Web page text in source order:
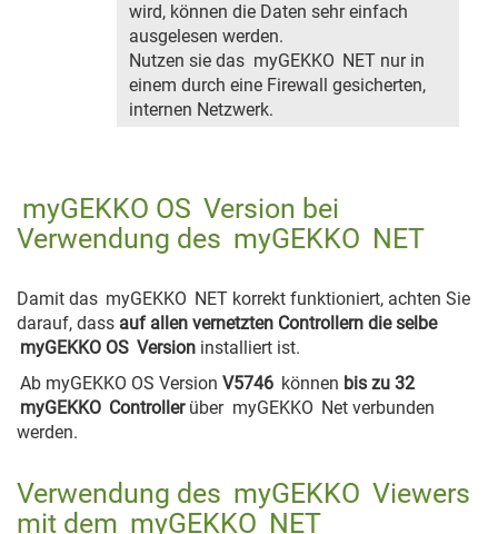
wird, können die Daten sehr einfach
ausgelesen werden.
Nutzen sie das myGEKKO NET nur in
einem durch eine Firewall gesicherten,
internen Netzwerk.
myGEKKO OS Version bei
Verwendung des myGEKKO NET
Damit das myGEKKO NET korrekt funktioniert, achten Sie
darauf, dass auf allen vernetzten Controllern die selbe
myGEKKO OS Version installiert ist.
Ab myGEKKO OS Version V5746 können bis zu 32
myGEKKO Controllerüber myGEKKO Net verbunden
werden.
Verwendung des myGEKKO Viewers
mit dem myGEKKO NET